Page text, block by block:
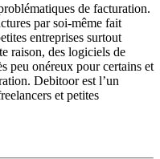
de facturation.
par soi-même fait
entreprises surtout
raison, des logiciels de
peu onéreux pour certains et
Debitoor est l’un
et petites